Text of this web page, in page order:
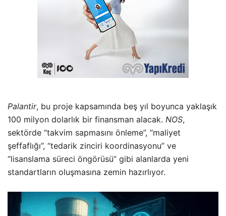
Palantir, bu proje kapsamında beş yıl boyunca yaklaşık
100 milyon dolarlık bir finansman alacak. NOS,
sektörde “takvim sapmasını önleme”, “maliyet
şeffaflığı”, “tedarik zinciri koordinasyonu” ve
“lisanslama süreci öngörüsü” gibi alanlarda yeni
standartların oluşmasına zemin hazırlıyor.